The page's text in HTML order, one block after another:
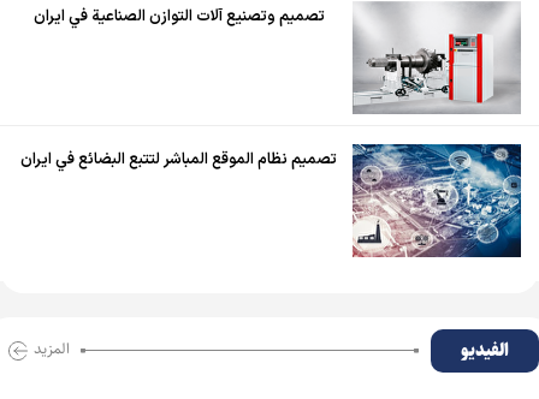
تصميم وتصنيع آلات التوازن الصناعية في ايران
تصميم نظام الموقع المباشر لتتبع البضائع في ايران
الفیدیو المزید